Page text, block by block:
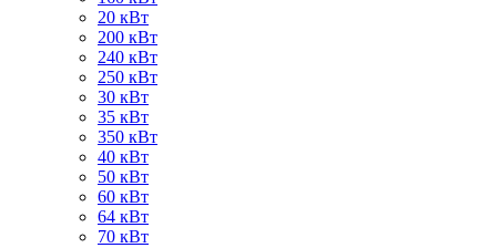
20 кВт
200 кВт
240 кВт
250 кВт
30 кВт
35 кВт
350 кВт
40 кВт
50 кВт
60 кВт
64 кВт
70 кВт